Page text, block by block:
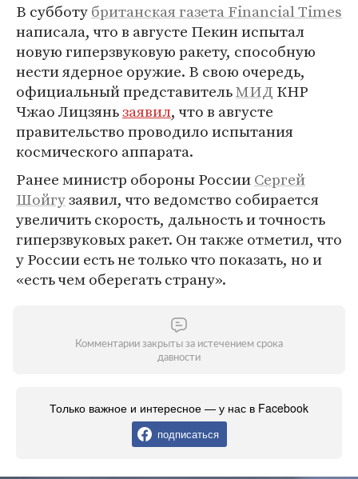
В субботубританская газета Financial Times
написала, что в августе Пекин испытал
новую гиперзвуковую ракету, способную
нести ядерное оружие. В свою очередь,
официальный представительМИД КНР
Чжао Лицзяньзаявил, что в августе
правительство проводило испытания
космического аппарата.
Ранее министр обороны РоссииСергей
Шойгузаявил, что ведомство собирается
увеличить скорость, дальность и точность
гиперзвуковых ракет. Он также отметил, что
у России есть не только что показать, но и
«есть чем оберегать страну».
Комментарии закрыты за истечением срока
давности
Только важное и интересное — у нас в Facebook
подписаться